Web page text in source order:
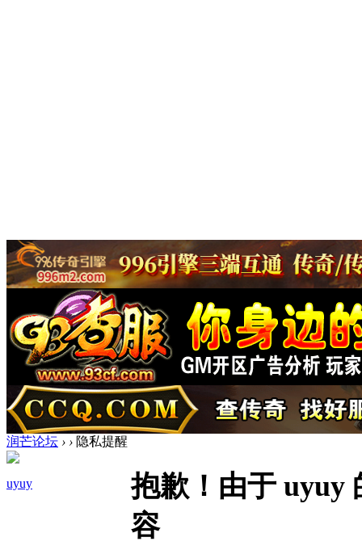
润芒论坛 › › 隐私提醒
uyuy
抱歉！由于 uyuy
容